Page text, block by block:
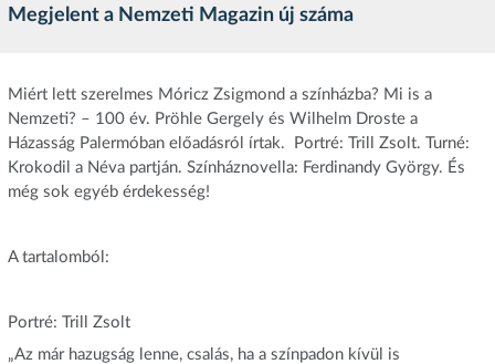
Megjelent a Nemzeti Magazin új száma
Miért lett szerelmes Móricz Zsigmond a színházba? Mi is a
Nemzeti? – 100 év. Pröhle Gergely és Wilhelm Droste a
Házasság Palermóban előadásról írtak. Portré: Trill Zsolt. Turné:
Krokodil a Néva partján. Színháznovella: Ferdinandy György. És
még sok egyéb érdekesség!
A tartalomból:
Portré: Trill Zsolt
„Az már hazugság lenne, csalás, ha a színpadon kívül is